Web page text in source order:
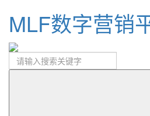
MLF数字营销